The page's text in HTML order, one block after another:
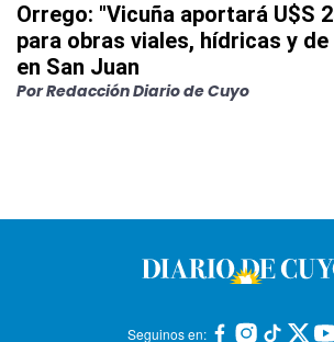
Orrego: "Vicuña aportará U$S
para obras viales, hídricas y
en San Juan
PorRedacción Diario de Cuyo
Seguinos en: